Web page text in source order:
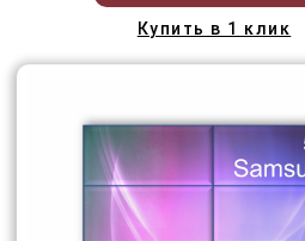
Купить в 1 клик